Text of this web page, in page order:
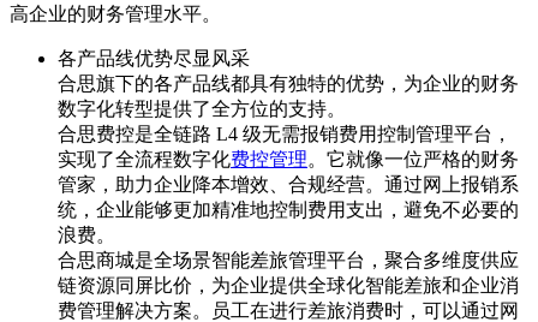
高企业的财务管理水平。
各产品线优势尽显风采
合思旗下的各产品线都具有独特的优势，为企业的财务
数字化转型提供了全方位的支持。
合思费控是全链路 L4 级无需报销费用控制管理平台，
实现了全流程数字化费控管理。它就像一位严格的财务
管家，助力企业降本增效、合规经营。通过网上报销系
统，企业能够更加精准地控制费用支出，避免不必要的
浪费。
合思商城是全场景智能差旅管理平台，聚合多维度供应
链资源同屏比价，为企业提供全球化智能差旅和企业消
费管理解决方案。员工在进行差旅消费时，可以通过网